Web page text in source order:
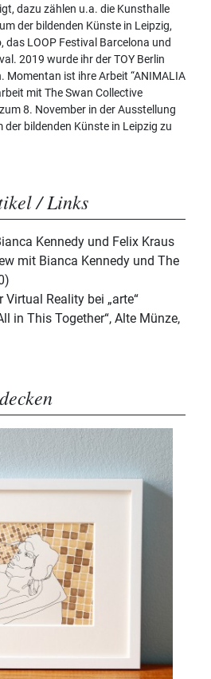
dazu zählen u.a. die Kunsthalle
der bildenden Künste in Leipzig,
das LOOP Festival Barcelona und
2019 wurde ihr der TOY Berlin
Momentan ist ihre Arbeit “ANIMALIA
mit The Swan Collective
8. November in der Ausstellung
der bildenden Künste in Leipzig zu
/ Links
Kennedy und Felix Kraus
mit Bianca Kennedy und The
Virtual Reality bei „arte“
in This Together“, Alte Münze,